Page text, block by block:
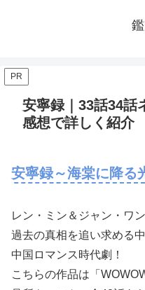
PR
安寧録｜33話34話
感想で詳しく紹介
安寧録～海棠に降る
レン・ミン＆ジャン・ワ
過去の真相を追い求める
中国ロマンス時代劇！
こちらの作品は「